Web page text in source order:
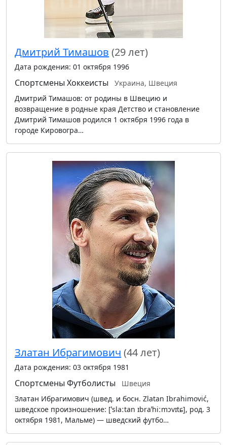
Дмитрий Тимашов (29 лет)
Дата рождения: 01 октября 1996
Спортсмены Хоккеисты
Украина, Швеция
Дмитрий Тимашов: от родины в Швецию и
возвращение в родные края Детство и становление
Дмитрий Тимашов родился 1 октября 1996 года в
городе Кировогра…
Златан Ибрагимович (44 лет)
Дата рождения: 03 октября 1981
Спортсмены Футболисты
Швеция
Златан Ибрагимович (швед. и босн. Zlatan Ibrahimović,
шведское произношение: [ˈslaːtan ɪbraˈhiːmɔvɪtɕ], род. 3
октября 1981, Мальме) — шведский футбо…